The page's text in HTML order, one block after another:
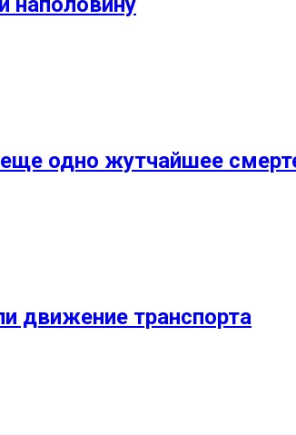
одно жутчайшее
движение транспорта